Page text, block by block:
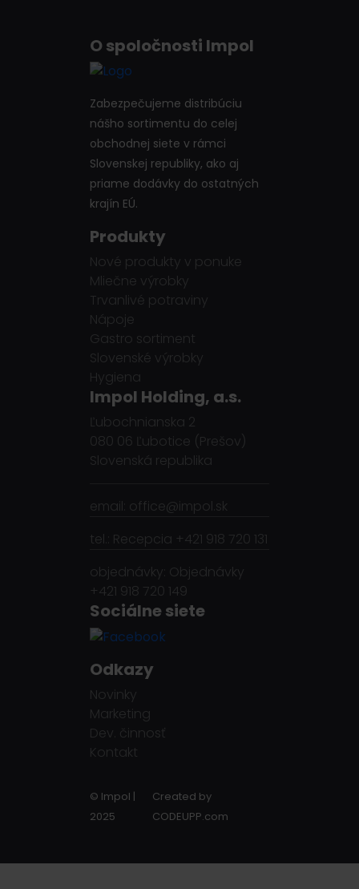
O spoločnosti Impol
Zabezpečujeme distribúciu
nášho sortimentu do celej
obchodnej siete v rámci
Slovenskej republiky, ako aj
priame dodávky do ostatných
krajín EÚ.
Produkty
Nové produkty v ponuke
Mliečne výrobky
Trvanlivé potraviny
Nápoje
Gastro sortiment
Slovenské výrobky
Hygiena
Impol Holding, a.s.
Ľubochnianska 2
080 06 Ľubotice (Prešov)
Slovenská republika
email: office@impol.sk
tel.: Recepcia +421 918 720 131
objednávky: Objednávky
+421 918 720 149
Sociálne siete
Odkazy
Novinky
Marketing
Dev. činnosť
Kontakt
© Impol |
2025
Created by
CODEUPP.com